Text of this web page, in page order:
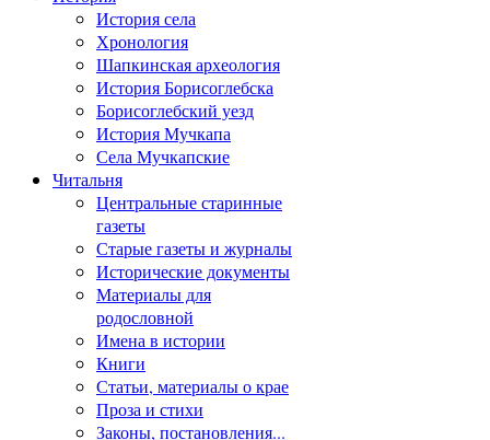
История села
Хронология
Шапкинская археология
История Борисоглебска
Борисоглебский уезд
История Мучкапа
Села Мучкапские
Читальня
Центральные старинные
газеты
Старые газеты и журналы
Исторические документы
Материалы для
родословной
Имена в истории
Книги
Статьи, материалы о крае
Проза и стихи
Законы, постановления...